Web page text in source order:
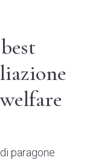
paragone